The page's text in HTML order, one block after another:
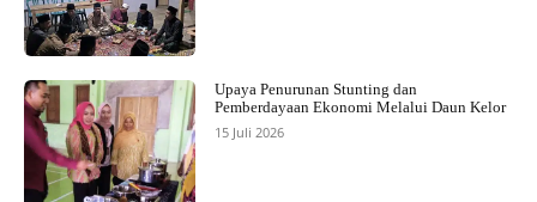
Upaya Penurunan Stunting dan
Pemberdayaan Ekonomi Melalui Daun Kelor
15 Juli 2026